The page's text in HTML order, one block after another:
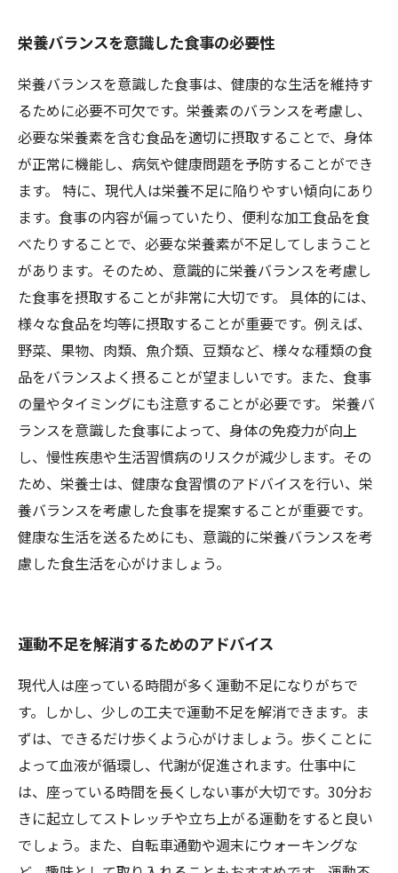
栄養バランスを意識した食事の必要性
栄養バランスを意識した食事は、健康的な生活を維持す
るために必要不可欠です。栄養素のバランスを考慮し、
必要な栄養素を含む食品を適切に摂取することで、身体
が正常に機能し、病気や健康問題を予防することができ
ます。 特に、現代人は栄養不足に陥りやすい傾向にあり
ます。食事の内容が偏っていたり、便利な加工食品を食
べたりすることで、必要な栄養素が不足してしまうこと
があります。そのため、意識的に栄養バランスを考慮し
た食事を摂取することが非常に大切です。 具体的には、
様々な食品を均等に摂取することが重要です。例えば、
野菜、果物、肉類、魚介類、豆類など、様々な種類の食
品をバランスよく摂ることが望ましいです。また、食事
の量やタイミングにも注意することが必要です。 栄養バ
ランスを意識した食事によって、身体の免疫力が向上
し、慢性疾患や生活習慣病のリスクが減少します。その
ため、栄養士は、健康な食習慣のアドバイスを行い、栄
養バランスを考慮した食事を提案することが重要です。
健康な生活を送るためにも、意識的に栄養バランスを考
慮した食生活を心がけましょう。
運動不足を解消するためのアドバイス
現代人は座っている時間が多く運動不足になりがちで
す。しかし、少しの工夫で運動不足を解消できます。ま
ずは、できるだけ歩くよう心がけましょう。歩くことに
よって血液が循環し、代謝が促進されます。仕事中に
は、座っている時間を長くしない事が大切です。30分お
きに起立してストレッチや立ち上がる運動をすると良い
でしょう。また、自転車通勤や週末にウォーキングな